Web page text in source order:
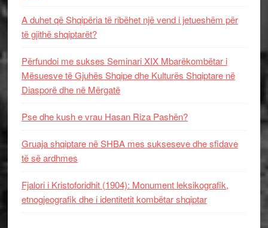
A duhet që Shqipëria të ribëhet një vend i jetueshëm për
të gjithë shqiptarët?
Përfundoi me sukses Seminari XIX Mbarëkombëtar i
Mësuesve të Gjuhës Shqipe dhe Kulturës Shqiptare në
Diasporë dhe në Mërgatë
Pse dhe kush e vrau Hasan Riza Pashën?
Gruaja shqiptare në SHBA mes sukseseve dhe sfidave
të së ardhmes
Fjalori i Kristoforidhit (1904): Monument leksikografik,
etnogjeografik dhe i identitetit kombëtar shqiptar